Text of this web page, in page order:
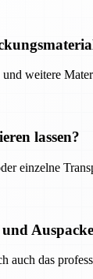
weitere
lassen?
einzelne
auch das